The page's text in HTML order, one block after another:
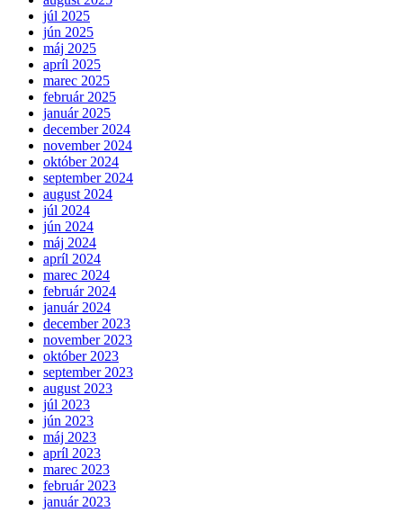
júl 2025
jún 2025
máj 2025
apríl 2025
marec 2025
február 2025
január 2025
december 2024
november 2024
október 2024
september 2024
august 2024
júl 2024
jún 2024
máj 2024
apríl 2024
marec 2024
február 2024
január 2024
december 2023
november 2023
október 2023
september 2023
august 2023
júl 2023
jún 2023
máj 2023
apríl 2023
marec 2023
február 2023
január 2023